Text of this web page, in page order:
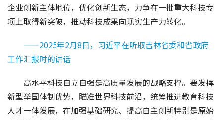
企业创新主体地位，优化创新生态，力争在一批重大科技专
项上取得新突破，推动科技成果向现实生产力转化。
——2025年2月8日，习近平在听取吉林省委和省政府
工作汇报时的讲话
高水平科技自立自强是高质量发展的战略支撑。要发挥
新型举国体制优势，瞄准世界科技前沿，统筹推进教育科技
人才一体发展，在加强基础研究、提高自主创新特别是原始